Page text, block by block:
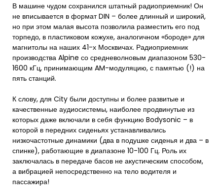
В машине чудом сохранился штатный радиоприемник! Он
не вписывается в формат DIN – более длинный и широкий,
но при этом малая высота позволила разместить его под
торпедо, в пластиковом кожухе, аналогичном «бороде» для
магнитолы на наших 41-х Москвичах. Радиоприемник
производства Alpine со средневолновым диапазоном 530-
1600 кГц, принимающим AM-модуляцию, с памятью (!) на
пять станций.
К слову, для City были доступны и более развитые и
качественные аудиосистемы, наиболее продвинутые из
которых даже включали в себя функцию Bodysonic – в
которой в передних сиденьях устанавливались
низкочастотные динамики (два в подушке сиденья и два – в
спинке), работающие в диапазоне 10-100 Гц. Роль их
заключалась в передаче басов не акустическим способом,
а вибрацией непосредственно на тело водителя и
пассажира!